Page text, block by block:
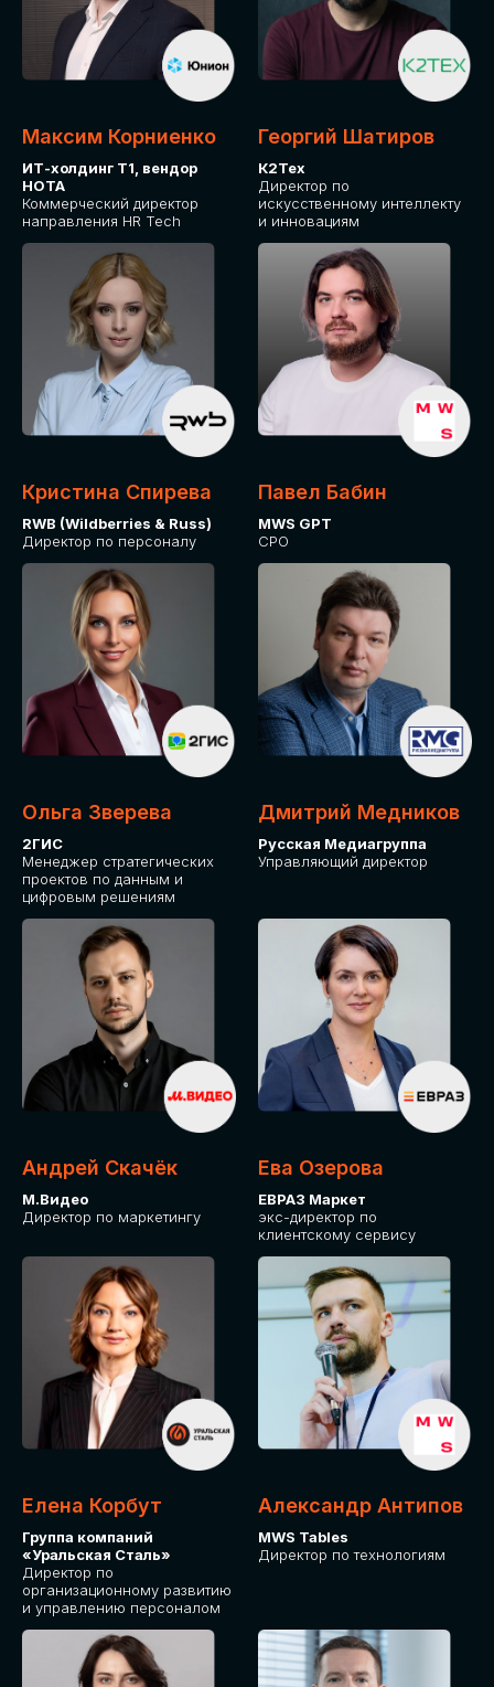
HR TECH
MARKETING & SALES TECH
CX TECH
ОТПРАВИТЬ
Максим Корниенко
ИТ-холдинг Т1, вендор
НОТА
Коммерческий директор
направления HR Tech
Георгий Шатиров
К2Тех
Директор по
искусственному интеллекту
и инновациям
Кристина Спирева
RWB (Wildberries & Russ)
Директор по персоналу
Павел Бабин
MWS GPT
CPO
Ольга Зверева
2ГИС
Менеджер стратегических
проектов по данным и
цифровым решениям
Дмитрий Медников
Русская Медиагруппа
Управляющий директор
Андрей Скачёк
М.Видео
Директор по маркетингу
Ева Озерова
ЕВРАЗ Маркет
экс-директор по
клиентскому сервису
Елена Корбут
Группа компаний
«Уральская Сталь»
Директор по
организационному развитию
и управлению персоналом
Александр Антипов
MWS Tables
Директор по технологиям
СТАТЬ
СПИКЕРОМ